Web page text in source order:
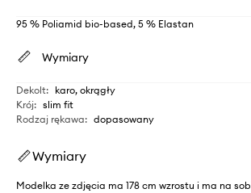
95 % Poliamid bio-based, 5 % Elastan
Wymiary
Dekolt: karo, okrągły
Krój: slim fit
Rodzaj rękawa: dopasowany
Wymiary
Modelka ze zdjęcia ma 178 cm wzrostu i ma na